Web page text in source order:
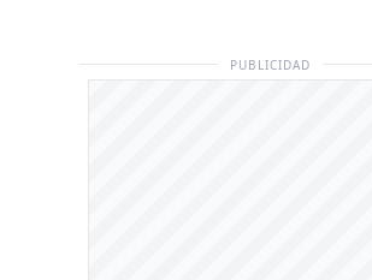
PUBLICIDAD